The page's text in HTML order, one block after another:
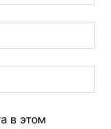
в этом